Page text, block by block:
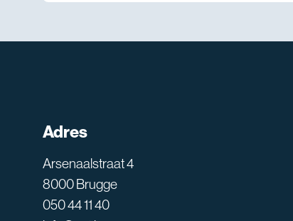
Adres
Arsenaalstraat 4
8000 Brugge
050 44 11 40